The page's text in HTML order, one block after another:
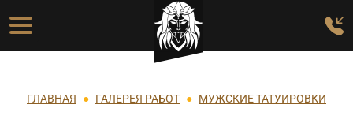
Перейти к основному содержанию
Основная навигация
Строка навигации
ГЛАВНАЯ ГАЛЕРЕЯ РАБОТ МУЖСКИЕ ТАТУИРОВКИ